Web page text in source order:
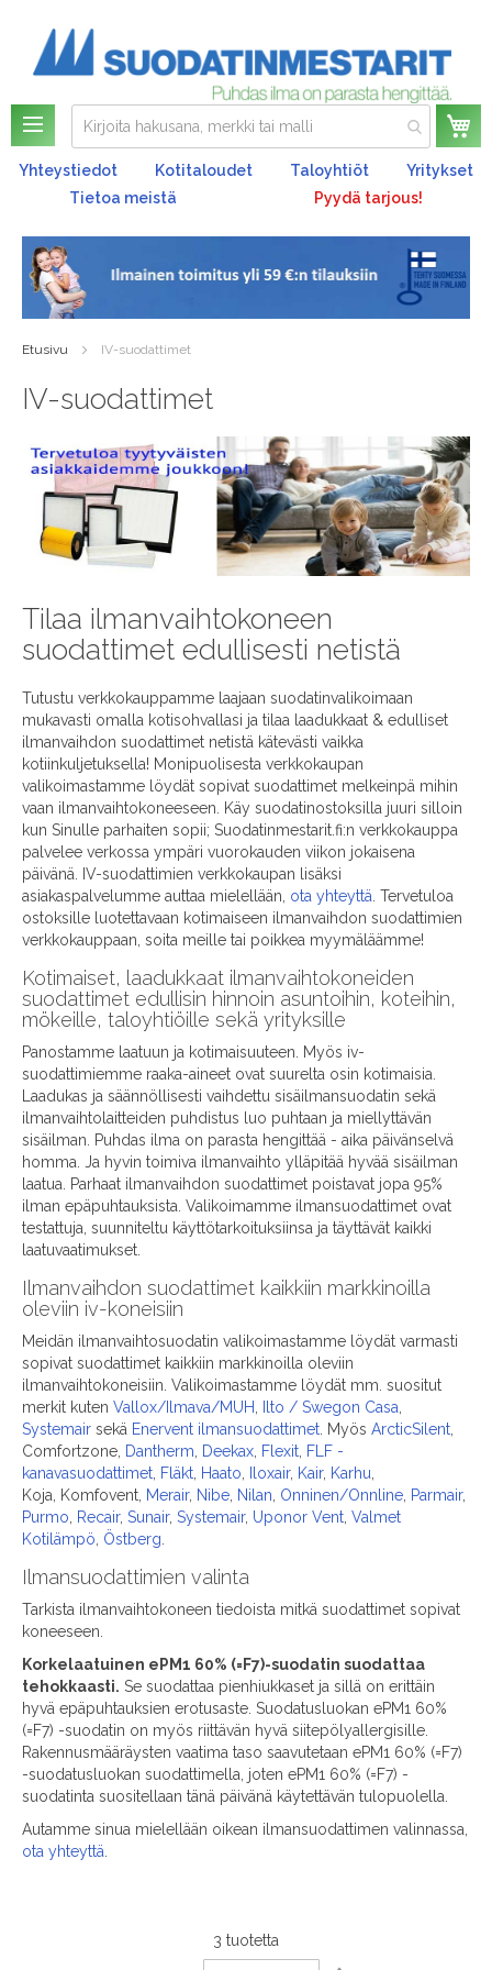
Yhteystiedot Kotitaloudet Taloyhtiöt
Yritykset
Tietoa meistä
Pyydä tarjous!
Etusivu IV-suodattimet
IV-suodattimet
Tilaa ilmanvaihtokoneen
suodattimet edullisesti netistä
Tutustu verkkokauppamme laajaan suodatinvalikoimaan
mukavasti omalla kotisohvallasi ja tilaa laadukkaat & edulliset
ilmanvaihdon suodattimet netistä kätevästi vaikka
kotiinkuljetuksella! Monipuolisesta verkkokaupan
valikoimastamme löydät sopivat suodattimet melkeinpä mihin
vaan ilmanvaihtokoneeseen. Käy suodatinostoksilla juuri silloin
kun Sinulle parhaiten sopii; Suodatinmestarit.fi:n verkkokauppa
palvelee verkossa ympäri vuorokauden viikon jokaisena
päivänä. IV-suodattimien verkkokaupan lisäksi
asiakaspalvelumme auttaa mielellään, ota yhteyttä. Tervetuloa
ostoksille luotettavaan kotimaiseen ilmanvaihdon suodattimien
verkkokauppaan, soita meille tai poikkea myymäläämme!
Kotimaiset, laadukkaat ilmanvaihtokoneiden
suodattimet edullisin hinnoin asuntoihin, koteihin,
mökeille, taloyhtiöille sekä yrityksille
Panostamme laatuun ja kotimaisuuteen. Myös iv-
suodattimiemme raaka-aineet ovat suurelta osin kotimaisia.
Laadukas ja säännöllisesti vaihdettu sisäilmansuodatin sekä
ilmanvaihtolaitteiden puhdistus luo puhtaan ja miellyttävän
sisäilman. Puhdas ilma on parasta hengittää - aika päivänselvä
homma. Ja hyvin toimiva ilmanvaihto ylläpitää hyvää sisäilman
laatua. Parhaat ilmanvaihdon suodattimet poistavat jopa 95%
ilman epäpuhtauksista. Valikoimamme ilmansuodattimet ovat
testattuja, suunniteltu käyttötarkoituksiinsa ja täyttävät kaikki
laatuvaatimukset.
Ilmanvaihdon suodattimet kaikkiin markkinoilla
oleviin iv-koneisiin
Meidän ilmanvaihtosuodatin valikoimastamme löydät varmasti
sopivat suodattimet kaikkiin markkinoilla oleviin
ilmanvaihtokoneisiin. Valikoimastamme löydät mm. suositut
merkit kuten Vallox/Ilmava/MUH, Ilto / Swegon Casa,
Systemair sekä Enervent ilmansuodattimet. Myös ArcticSilent,
Comfortzone, Dantherm, Deekax, Flexit, FLF -
kanavasuodattimet, Fläkt, Haato, Iloxair, Kair, Karhu,
Koja, Komfovent, Merair, Nibe, Nilan, Onninen/Onnline, Parmair,
Purmo, Recair, Sunair, Systemair, Uponor Vent, Valmet
Kotilämpö, Östberg.
Ilmansuodattimien valinta
Tarkista ilmanvaihtokoneen tiedoista mitkä suodattimet sopivat
koneeseen.
Korkelaatuinen ePM1 60% (=F7)-suodatin suodattaa
tehokkaasti. Se suodattaa pienhiukkaset ja sillä on erittäin
hyvä epäpuhtauksien erotusaste. Suodatusluokan ePM1 60%
(=F7) -suodatin on myös riittävän hyvä siitepölyallergisille.
Rakennusmääräysten vaatima taso saavutetaan ePM1 60% (=F7)
-suodatusluokan suodattimella, joten ePM1 60% (=F7) -
suodatinta suositellaan tänä päivänä käytettävän tulopuolella.
Autamme sinua mielellään oikean ilmansuodattimen valinnassa,
ota yhteyttä.
3 tuotetta